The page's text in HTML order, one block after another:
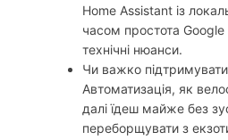
Home Assistant із
часом простота
технічні нюанси.
Чи важко
Автоматизація, як
далі їдеш майже без
переборщувати з